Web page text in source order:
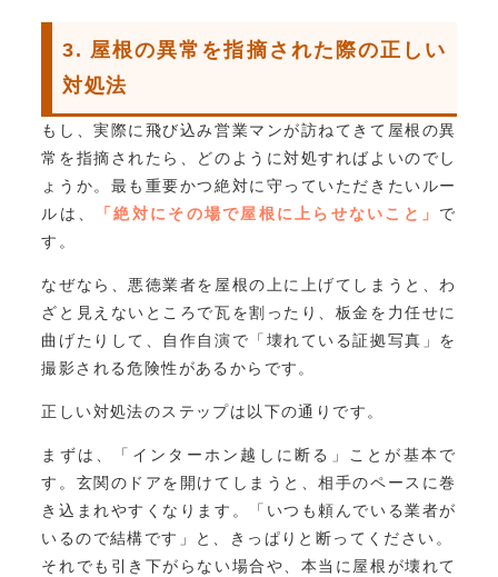
3. 屋根の異常を指摘された際の正しい
対処法
もし、実際に飛び込み営業マンが訪ねてきて屋根の異
常を指摘されたら、どのように対処すればよいのでし
ょうか。最も重要かつ絶対に守っていただきたいルー
ルは、
「絶対にその場で屋根に上らせないこと」 で
す。
なぜなら、悪徳業者を屋根の上に上げてしまうと、わ
ざと見えないところで瓦を割ったり、板金を力任せに
曲げたりして、自作自演で「壊れている証拠写真」を
撮影される危険性があるからです。
正しい対処法のステップは以下の通りです。
まずは、「インターホン越しに断る」ことが基本で
す。玄関のドアを開けてしまうと、相手のペースに巻
き込まれやすくなります。「いつも頼んでいる業者が
いるので結構です」と、きっぱりと断ってください。
それでも引き下がらない場合や、本当に屋根が壊れて